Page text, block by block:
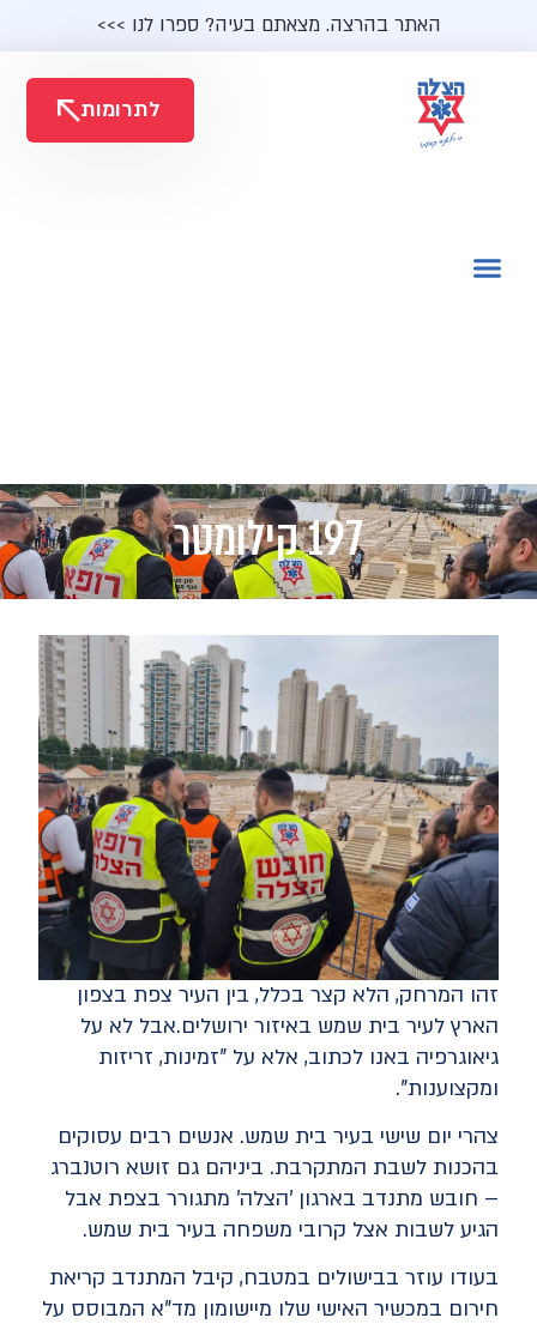
האתר בהרצה. מצאתם בעיה? ספרו לנו >>>
לתרומות
197 קילומטר
זהו המרחק, הלא קצר בכלל, בין העיר צפת בצפון
הארץ לעיר בית שמש באיזור ירושלים.אבל לא על
גיאוגרפיה באנו לכתוב, אלא על "זמינות, זריזות
ומקצוענות".
צהרי יום שישי בעיר בית שמש. אנשים רבים עסוקים
בהכנות לשבת המתקרבת. ביניהם גם זושא רוטנברג
– חובש מתנדב בארגון 'הצלה' מתגורר בצפת אבל
הגיע לשבות אצל קרובי משפחה בעיר בית שמש.
בעודו עוזר בבישולים במטבח, קיבל המתנדב קריאת
חירום במכשיר האישי שלו מיישומון מד"א המבוסס על